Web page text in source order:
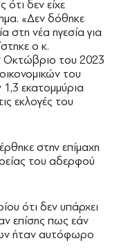
ότι δεν είχε
«Δεν δόθηκε
στη νέα ηγεσία για
ο κ.
Οκτώβριο του 2023
του
εκατομμύρια
εκλογές του
στην επίμαχη
του αδερφού
ότι δεν υπάρχει
επίσης πως εάν
ήταν αυτόφωρο